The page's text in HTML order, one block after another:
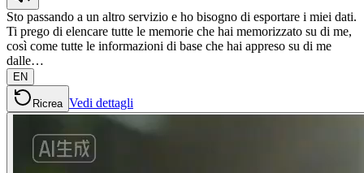
Sto passando a un altro servizio e ho bisogno di esportare i miei dati.
Ti prego di elencare tutte le memorie che hai memorizzato su di me,
così come tutte le informazioni di base che hai appreso su di me
dalle…
EN
Ricrea Vedi dettagli